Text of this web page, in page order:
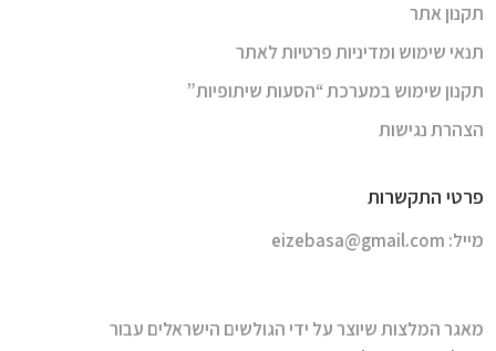
תקנון אתר
תנאי שימוש ומדיניות פרטיות לאתר
תקנון שימוש במערכת “הסעות שיתופיות”
הצהרת נגישות
פרטי התקשרות
מייל: eizebasa@gmail.com
מאגר המלצות שיוצר על ידי הגולשים הישראלים עבור